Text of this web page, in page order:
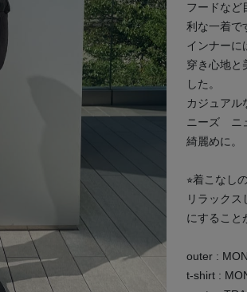
次の画像
フードなど
利な一着で
インナーに
穿き心地と
した。
カジュアル
ニーズ ニ
綺麗めに。
⭐︎着こなし
リラック
にすること
outer :
t-shirt :